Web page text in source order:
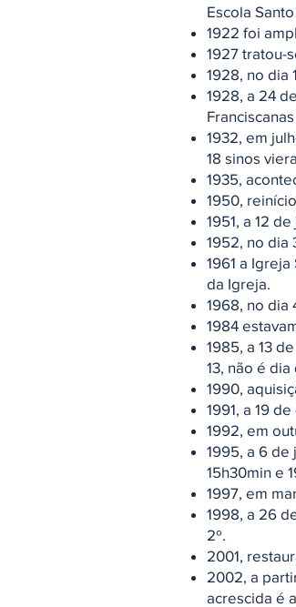
Escola
1922 foi
1927 tratou-
1928, no dia
1928, a 24
1932, em
18 sinos
1935,
1950,
1951, a 12
1952, no dia
1961 a
da Igreja.
1968, no dia
1984
1985, a 13
13, não é
1990,
1991, a 19
1992, em
1995, a 6 de
15h30min e
1997, em
1998, a 26
2º.
2001,
2002, a
acrescida é